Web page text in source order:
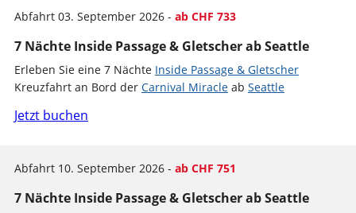
Abfahrt 03. September 2026 - ab CHF 733
7 Nächte Inside Passage & Gletscher ab Seattle
Erleben Sie eine 7 Nächte Inside Passage & Gletscher
Kreuzfahrt an Bord der Carnival Miracleab Seattle
Jetzt buchen
Abfahrt 10. September 2026 - ab CHF 751
7 Nächte Inside Passage & Gletscher ab Seattle